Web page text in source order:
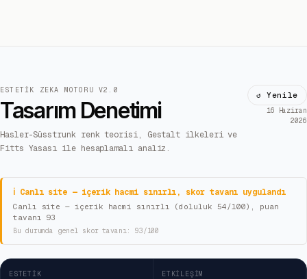
ESTETIK ZEKA MOTORU V2.0
Tasarım Denetimi
Hasler-Süsstrunk renk teorisi, Gestalt ilkeleri ve
Fitts Yasası ile hesaplamalı analiz.
↺ Yenile
16 Haziran
2026
ℹ Canlı site — içerik hacmi sınırlı, skor tavanı uygulandı
Canlı site — içerik hacmi sınırlı (doluluk 54/100), puan
tavanı 93
Bu durumda genel skor tavanı: 93/100
ESTETIK ETKILEŞIM